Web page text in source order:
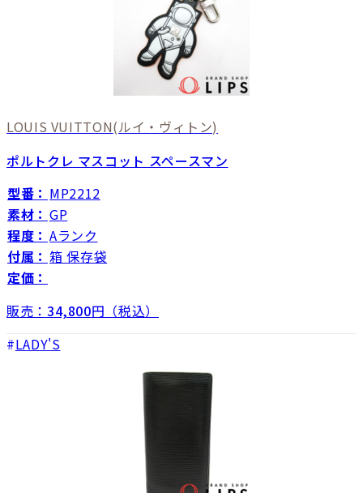
LOUIS VUITTON(ルイ・ヴィトン)
ポルトクレ マスコット スペースマン
型番： MP2212
素材： GP
程度： Aランク
付属： 箱 保存袋
定価：
販売： 34,800円（税込）
LADY'S